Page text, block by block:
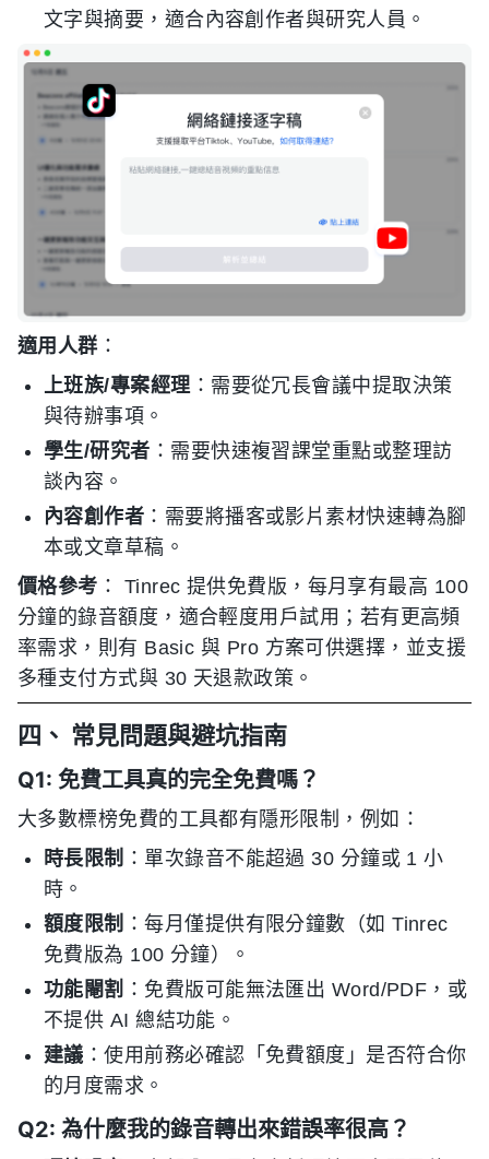
文字與摘要，適合內容創作者與研究人員。
適用人群 ：
上班族/專案經理：需要從冗長會議中提取決策
與待辦事項。
學生/研究者 ：需要快速複習課堂重點或整理訪
談內容。
內容創作者 ：需要將播客或影片素材快速轉為腳
本或文章草稿。
價格參考 ： Tinrec 提供免費版，每月享有最高 100
分鐘的錄音額度，適合輕度用戶試用；若有更高頻
率需求，則有 Basic 與 Pro 方案可供選擇，並支援
多種支付方式與 30 天退款政策。
四、 常見問題與避坑指南
Q1: 免費工具真的完全免費嗎？
大多數標榜免費的工具都有隱形限制，例如：
時長限制 ：單次錄音不能超過 30 分鐘或 1 小
時。
額度限制 ：每月僅提供有限分鐘數（如 Tinrec
免費版為 100 分鐘）。
功能閹割 ：免費版可能無法匯出 Word/PDF，或
不提供 AI 總結功能。
建議 ：使用前務必確認「免費額度」是否符合你
的月度需求。
Q2: 為什麼我的錄音轉出來錯誤率很高？